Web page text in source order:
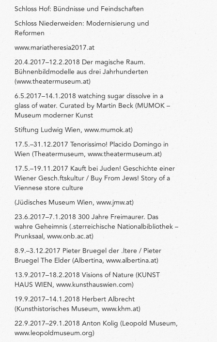
Schloss Hof: Bündnisse und Feindschaften
Schloss Niederweiden: Modernisierung und
Reformen
www.mariatheresia2017.at
20.4.2017–12.2.2018 Der magische Raum.
Bühnenbildmodelle aus drei Jahrhunderten
(www.theatermuseum.at)
6.5.2017–14.1.2018 watching sugar dissolve in a
glass of water. Curated by Martin Beck (MUMOK –
Museum moderner Kunst
Stiftung Ludwig Wien, www.mumok.at)
17.5.–31.12.2017 Tenorissimo! Placido Domingo in
Wien (Theatermuseum, www.theatermuseum.at)
17.5.–19.11.2017 Kauft bei Juden! Geschichte einer
Wiener Gesch.ftskultur / Buy From Jews! Story of a
Viennese store culture
(Jüdisches Museum Wien, www.jmw.at)
23.6.2017–7.1.2018 300 Jahre Freimaurer. Das
wahre Geheimnis (.sterreichische Nationalbibliothek –
Prunksaal, www.onb.ac.at)
8.9.–3.12.2017 Pieter Bruegel der .ltere / Pieter
Bruegel The Elder (Albertina, www.albertina.at)
13.9.2017–18.2.2018 Visions of Nature (KUNST
HAUS WIEN, www.kunsthauswien.com)
19.9.2017–14.1.2018 Herbert Albrecht
(Kunsthistorisches Museum, www.khm.at)
22.9.2017–29.1.2018 Anton Kolig (Leopold Museum,
www.leopoldmuseum.org)